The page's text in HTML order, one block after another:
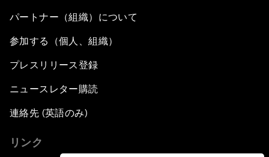
パートナー（組織）について
参加する（個人、組織）
プレスリリース登録
ニュースレター購読
連絡先 (英語のみ)
リンク